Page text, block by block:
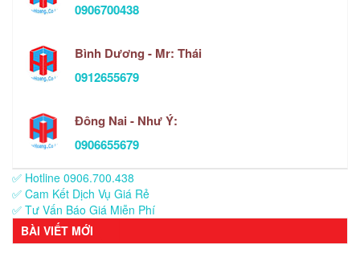
0906700438
Bình Dương - Mr: Thái
0912655679
Đông Nai - Như Ý:
0906655679
✅ Hotline 0906.700.438
✅ Cam Kết Dịch Vụ Giá Rẻ
✅ Tư Vấn Báo Giá Miễn Phí
BÀI VIẾT MỚI